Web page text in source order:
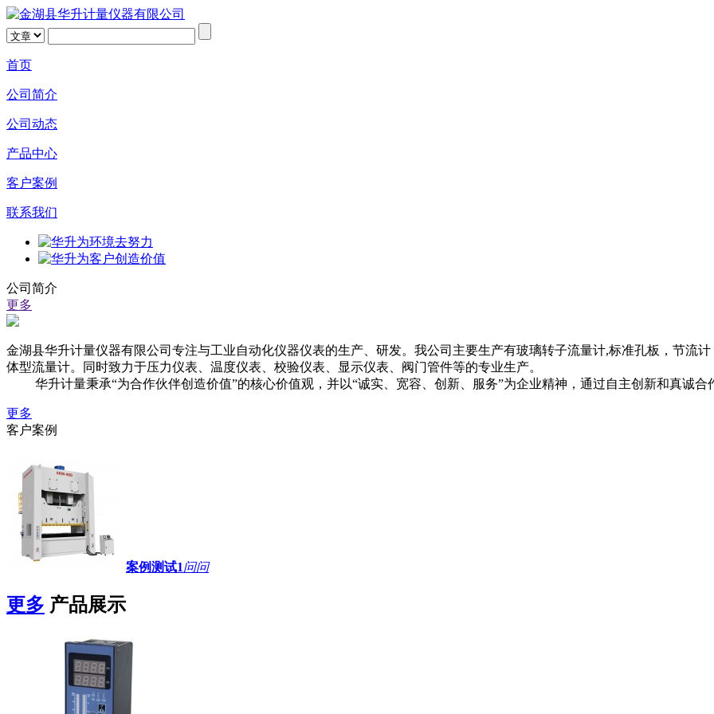
首页
公司简介
公司动态
产品中心
客户案例
联系我们
公司简介
更多
金湖县华升计量仪器有限公司专注与工业自动化仪器仪表的生产、研发。我公司主要生产有玻璃转子流量计,标准孔板，节流
体型流量计。同时致力于压力仪表、温度仪表、校验仪表、显示仪表、阀门管件等的专业生产。
华升计量秉承“为合作伙伴创造价值”的核心价值观，并以“诚实、宽容、创新、服务”为企业精神，通过自主创新和真诚合
更多
客户案例
案例测试1问问
更多 产品展示